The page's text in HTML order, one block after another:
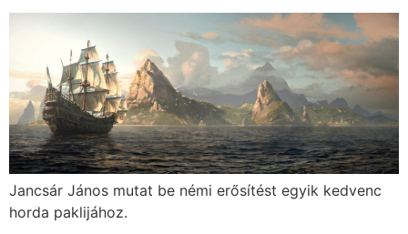
Jancsár János mutat be némi erősítést egyik kedvenc
horda paklijához.